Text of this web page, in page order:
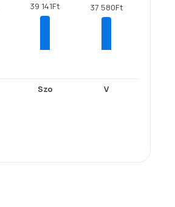
39 141Ft
Szo
37 580Ft
V